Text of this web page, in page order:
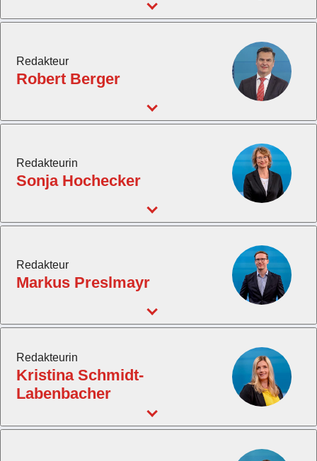
Redakteur
Robert Berger
Redakteurin
Sonja Hochecker
Redakteur
Markus Preslmayr
Redakteurin
Kristina Schmidt-
Labenbacher